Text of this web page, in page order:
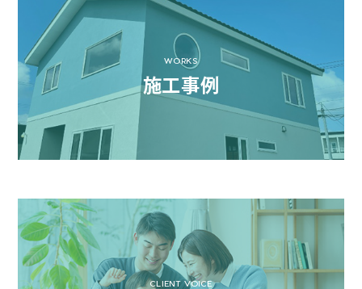
WORKS
施工事例
CLIENT VOICE